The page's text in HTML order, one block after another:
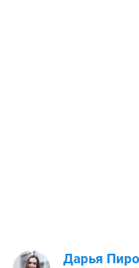
Дарья